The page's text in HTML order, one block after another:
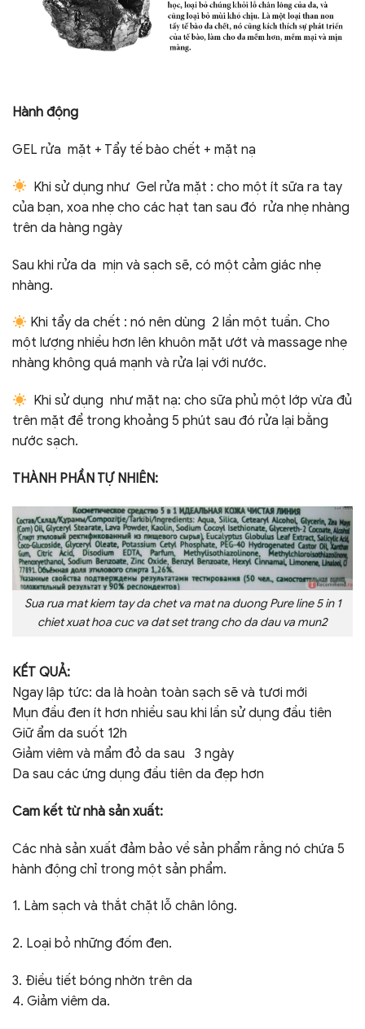
Hành động
GEL rửa mặt + Tẩy tế bào chết + mặt nạ
Khi sử dụng như Gel rửa mặt : cho một ít sữa ra tay
của bạn, xoa nhẹ cho các hạt tan sau đó rửa nhẹ nhàng
trên da hàng ngày
Sau khi rửa da mịn và sạch sẽ, có một cảm giác nhẹ
nhàng.
Khi tẩy da chết : nó nên dùng 2 lần một tuần. Cho
một lượng nhiều hơn lên khuôn mặt ướt và massage nhẹ
nhàng không quá mạnh và rửa lại với nước.
Khi sử dụng như mặt nạ: cho sữa phủ một lớp vừa đủ
trên mặt để trong khoảng 5 phút sau đó rửa lại bằng
nước sạch.
THÀNH PHẦN TỰ NHIÊN:
Sua rua mat kiem tay da chet va mat na duong Pure line 5 in 1
chiet xuat hoa cuc va dat set trang cho da dau va mun2
KẾT QUẢ:
Ngay lập tức: da là hoàn toàn sạch sẽ và tươi mới
Mụn đầu đen ít hơn nhiều sau khi lần sử dụng đầu tiên
Giữ ẩm da suốt 12h
Giảm viêm và mẩm đỏ da sau 3 ngày
Da sau các ứng dụng đầu tiên da đẹp hơn
Cam kết từ nhà sản xuất:
Các nhà sản xuất đảm bảo về sản phẩm rằng nó chứa 5
hành động chỉ trong một sản phẩm.
1. Làm sạch và thắt chặt lỗ chân lông.
2. Loại bỏ những đốm đen.
3. Điều tiết bóng nhờn trên da
4. Giảm viêm da.